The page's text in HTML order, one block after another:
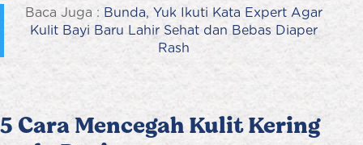
Baca Juga : Bunda, Yuk Ikuti Kata Expert Agar
Kulit Bayi Baru Lahir Sehat dan Bebas Diaper
Rash
5 Cara Mencegah Kulit Kering